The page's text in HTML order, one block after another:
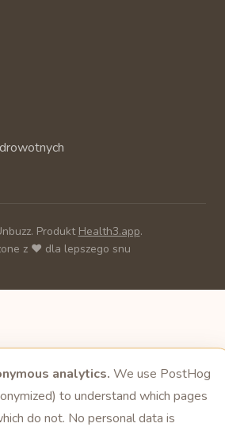
Produkt Health3.app.
z ❤️ dla lepszego snu
analytics. We use PostHog
to understand which pages
do not. No personal data is